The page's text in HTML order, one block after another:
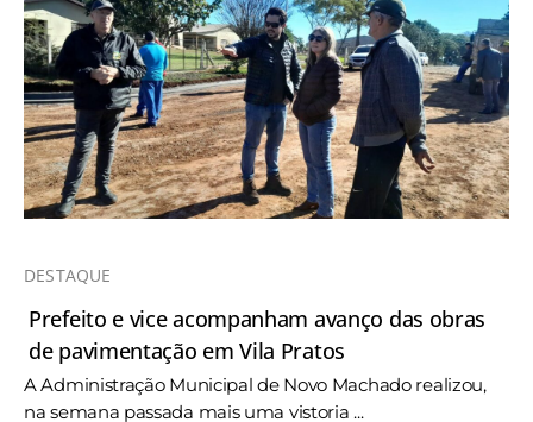
DESTAQUE
Prefeito e vice acompanham avanço das obras
de pavimentação em Vila Pratos
A Administração Municipal de Novo Machado realizou,
na semana passada mais uma vistoria ...